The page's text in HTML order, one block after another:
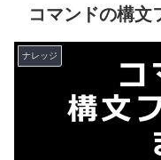
コマンドの構文
ナレッジ